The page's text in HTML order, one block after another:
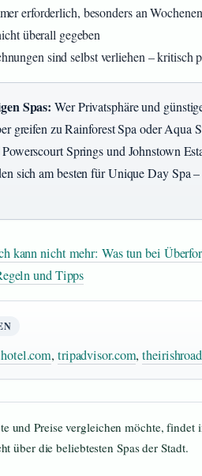
erforderlich, besonders an
überall gegeben
sind selbst verliehen – kritisch
Spas: Wer Privatsphäre und
greifen zu Rainforest Spa oder Aqua
Springs und Johnstown
sich am besten für Unique Day Spa
kann nicht mehr: Was tun bei
und Tipps
, tripadvisor.com,
und Preise vergleichen möchte,
über die beliebtesten Spas der Stadt.